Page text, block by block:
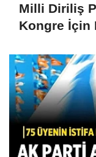
Milli Diriliş
Kongre İçin